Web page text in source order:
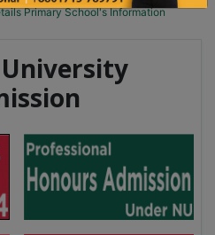
Primary School's Information